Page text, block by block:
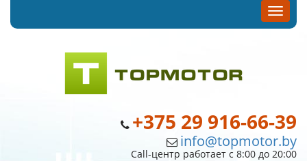
+375 29 916-66-39
info@topmotor.by
Call-центр работает с 8:00 до 20:00